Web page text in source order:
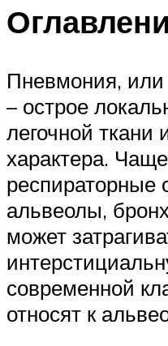
Пневмония, или
– острое
легочной ткани
характера.
респираторные
альвеолы,
может
современной
относят к